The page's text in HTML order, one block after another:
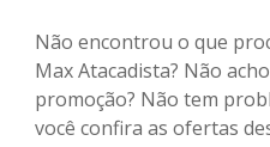
Não encontrou o que
Max Atacadista? Não
promoção? Não tem
você confira as ofertas